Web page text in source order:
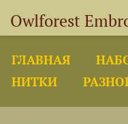
Owlforest
ГЛАВНАЯ
НИТКИ